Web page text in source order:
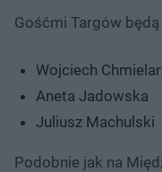
Gośćmi Targów będą
Wojciech
Aneta Jadowska
Juliusz Machulski
Podobnie jak na